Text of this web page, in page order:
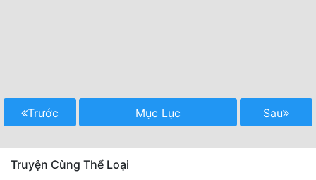
Trước Mục Lục Sau
Truyện Cùng Thể Loại